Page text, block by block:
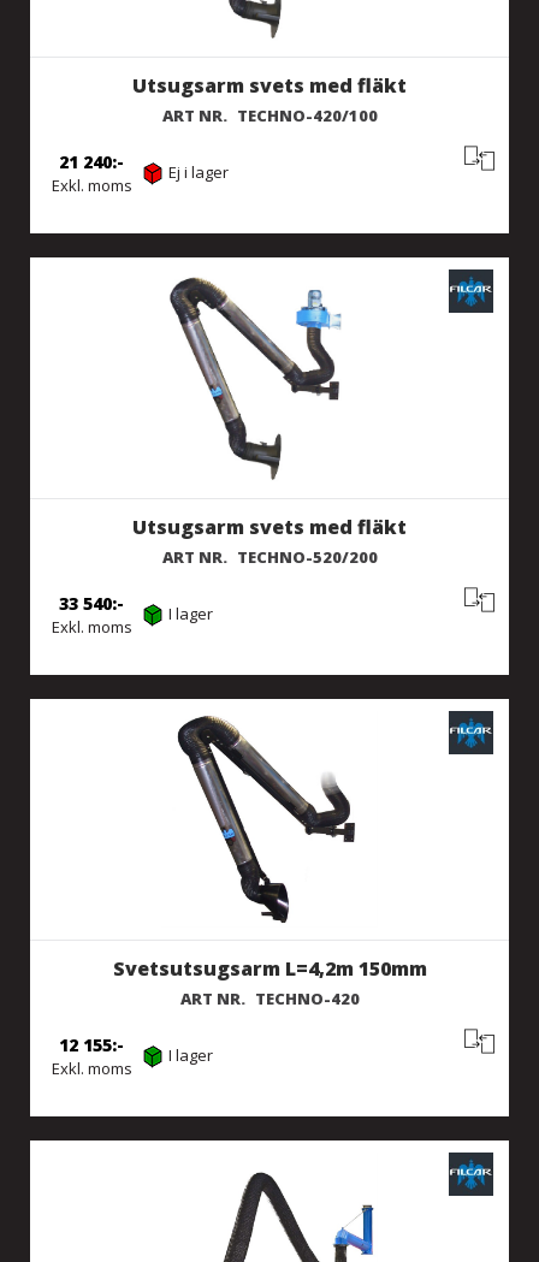
Utsugsarm svets med fläkt
ART NR. TECHNO-420/100
Exkl. moms
21 240 Ej i lager
Utsugsarm svets med fläkt
ART NR. TECHNO-520/200
Exkl. moms
33 540 I lager
Svetsutsugsarm L=4,2m 150mm
ART NR. TECHNO-420
Exkl. moms
12 155 I lager